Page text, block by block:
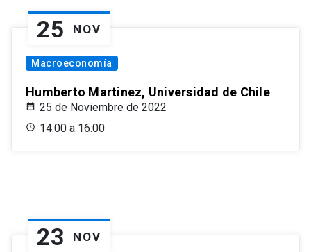
25 NOV
Macroeconomía
Humberto Martinez, Universidad de Chile
25 de Noviembre de 2022
14:00 a 16:00
23 NOV